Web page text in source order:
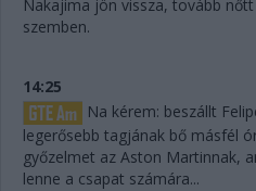
Nakajima jön vissza, tovább
szemben.
14:25
Na kérem: beszállt
legerősebb tagjának bő másfél
győzelmet az Aston Martinnak,
lenne a csapat számára...